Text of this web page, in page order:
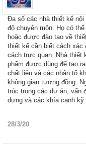
Đa số các nhà thiết kế
độ chuyên môn. Họ có
hoặc được đào tạo về
thiết kế cần biết cách xác
cách trực quan. Nhà thiết
phẩm được dùng để tạo
chất liệu và các nhân tố
không gian tương đồng.
trúc trong các dự án, vấn
dựng và các khía cạnh kỹ
28/3/20